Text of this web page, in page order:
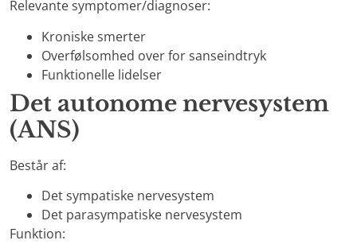
Relevante symptomer/diagnoser:
Kroniske smerter
Overfølsomhed over for sanseindtryk
Funktionelle lidelser
Det autonome nervesystem
(ANS)
Består af:
Det sympatiske nervesystem
Det parasympatiske nervesystem
Funktion: